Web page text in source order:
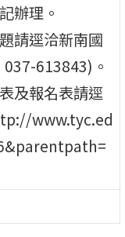
辦理。
請逕洽新南國
613843)。
及報名表請逕
www.tyc.ed